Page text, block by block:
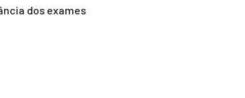
dos exames